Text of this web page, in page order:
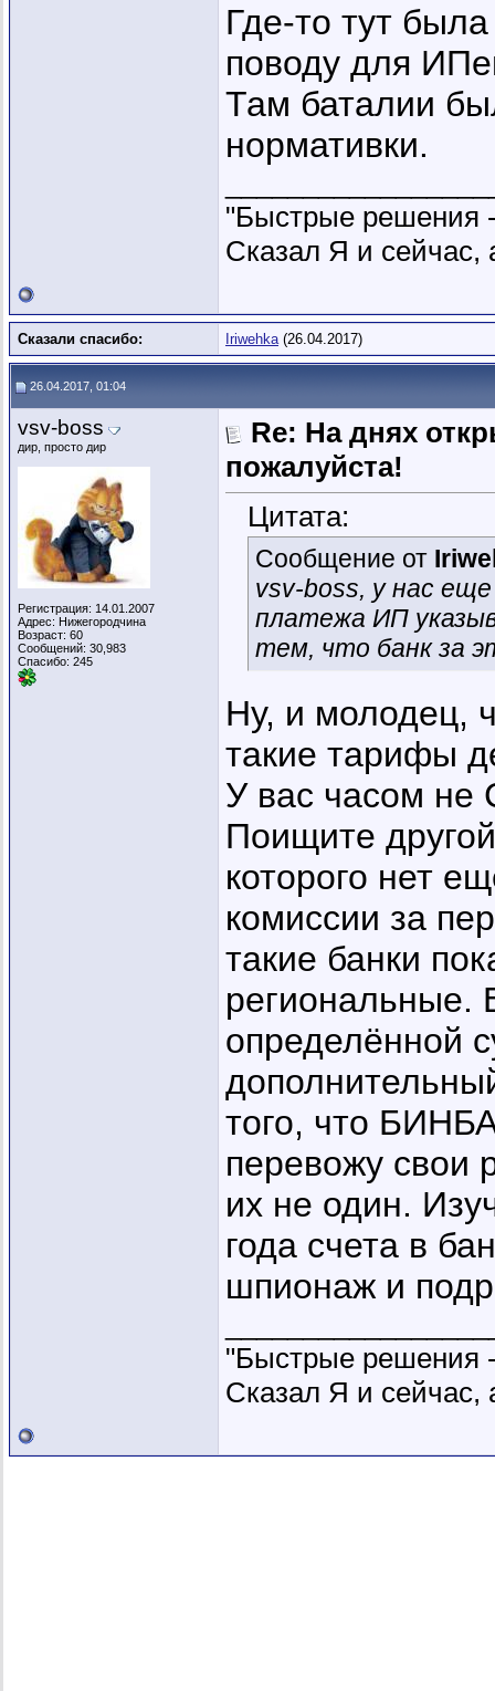
Где-то тут
поводу для
Там баталии
нормативки.
"Быстрые решения
Сказал Я и сейчас,
Сказали спасибо: Iriwehka(26.04.2017)
26.04.2017, 01:04
vsv-boss
дир, просто дир
Регистрация: 14.01.2007
Адрес: Нижегородчина
Возраст: 60
Сообщений: 30,983
Спасибо: 245
Re: На днях
пожалуйста!
Цитата:
Сообщение от
vsv-boss, у нас
платежа ИП
тем, что банк за
Ну, и молодец,
такие тарифы
У вас часом не
Поищите
которого нет
комиссии за
такие банки
региональные.
определённой
того, что
перевожу свои
их не один.
года счета в
шпионаж и
"Быстрые решения
Сказал Я и сейчас,